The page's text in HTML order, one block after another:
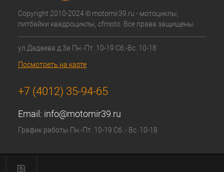
Copyright 2010-2024 © motomir39.ru - мотоциклы,
питбайки квадроциклы, cfmoto. Все права защищены.
ул.Дадаева д.3а Пн.-Пт. 10-19 Сб.-Вс. 10-18
Посмотреть на карте
+7 (4012) 35-94-65
Email: info@motomir39.ru
График работы Пн.-Пт. 10-19 Сб..- Вс. 10-18